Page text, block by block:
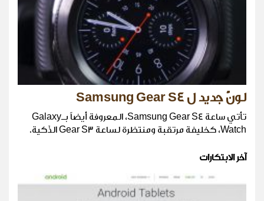
لونٌ جديد ل Samsung Gear S4
تأتي ساعة Samsung Gear S4، المعروفة أيضاً بـGalaxy
Watch، كخليفة مرتقبة ومنتظرة لساعة Gear S3 الذّكية.
آخر الابتكارات